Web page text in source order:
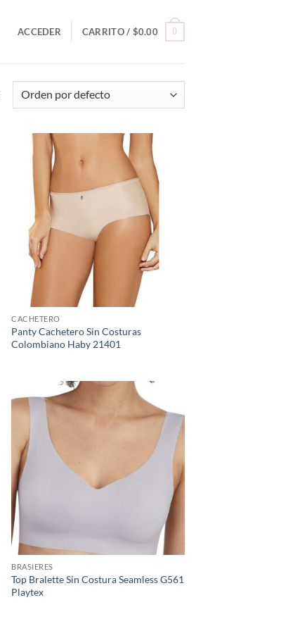
ACCEDER CARRITO / $0.00 0
CACHETERO
Panty Cachetero Sin Costuras
Colombiano Haby 21401
BRASIERES
Top Bralette Sin Costura Seamless G561
Playtex